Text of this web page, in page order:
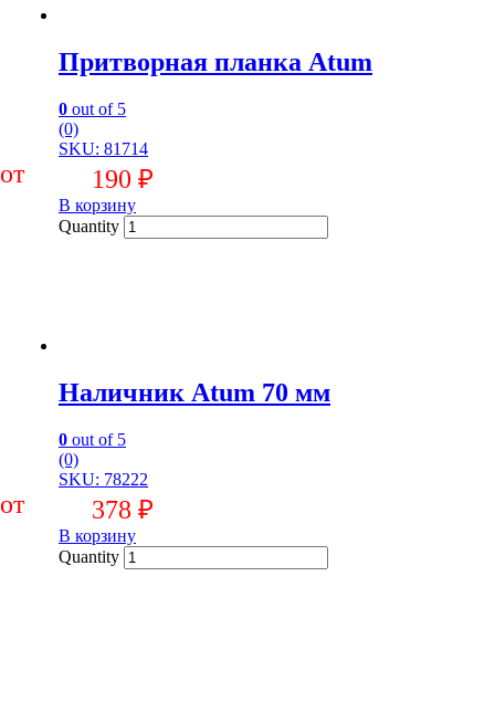
Притворная планка Atum
0 out of 5
(0)
SKU: 81714
190 ₽
В корзину
Quantity
Наличник Atum 70 мм
0 out of 5
(0)
SKU: 78222
378 ₽
В корзину
Quantity